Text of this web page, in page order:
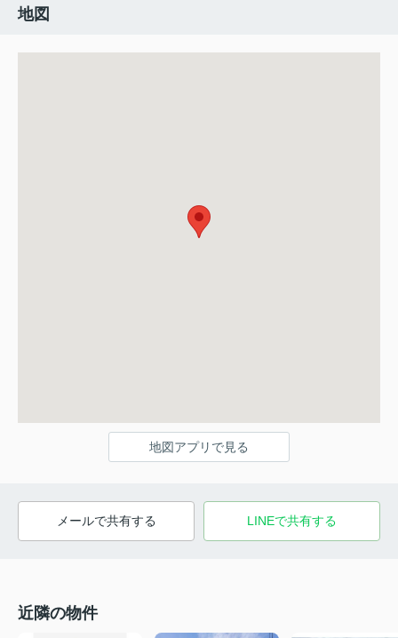
地図
地図アプリで見る
メールで共有する LINEで共有する
近隣の物件